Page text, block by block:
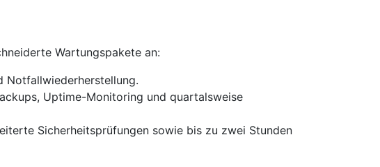
Wartungs­pakete an:
Notfall­wiederherstellung.
Uptime-Monitoring und quartals­weise
Sicherheits­prüfungen sowie bis zu zwei Stunden